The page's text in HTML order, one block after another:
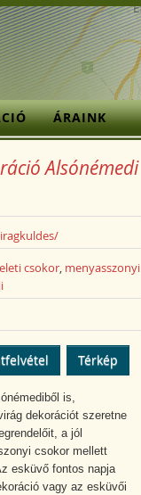
ÁRAINK
Alsónémedi
csokor, menyasszonyi
Térkép
is,
dekorációt szeretne
a jól
csokor mellett
esküvő fontos napja
vagy az esküvői